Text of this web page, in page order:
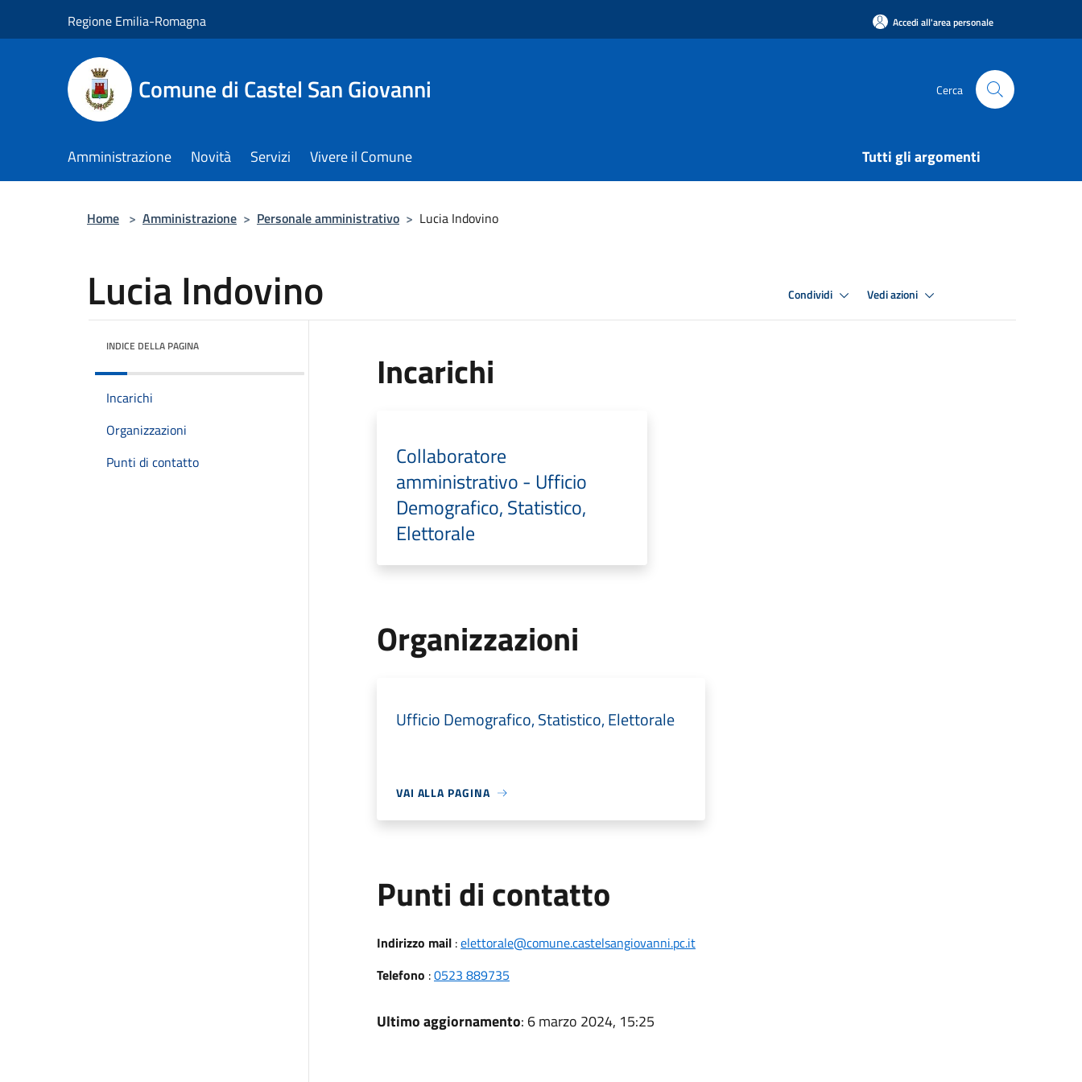
Regione Emilia-Romagna Accedi all'area personale
Comune di Castel San Giovanni Cerca
Amministrazione Novità Servizi Vivere il Comune Tutti gli argomenti
Home > Amministrazione > Personale amministrativo > Lucia Indovino
Lucia Indovino Condividi Vedi azioni
INDICE DELLA PAGINA
Incarichi
Organizzazioni
Punti di contatto
Incarichi
Collaboratore
amministrativo - Ufficio
Demografico, Statistico,
Elettorale
Organizzazioni
Ufficio Demografico, Statistico, Elettorale
VAI ALLA PAGINA
Punti di contatto
Indirizzo mail:elettorale@comune.castelsangiovanni.pc.it
Telefono :0523 889735
Ultimo aggiornamento: 6 marzo 2024, 15:25